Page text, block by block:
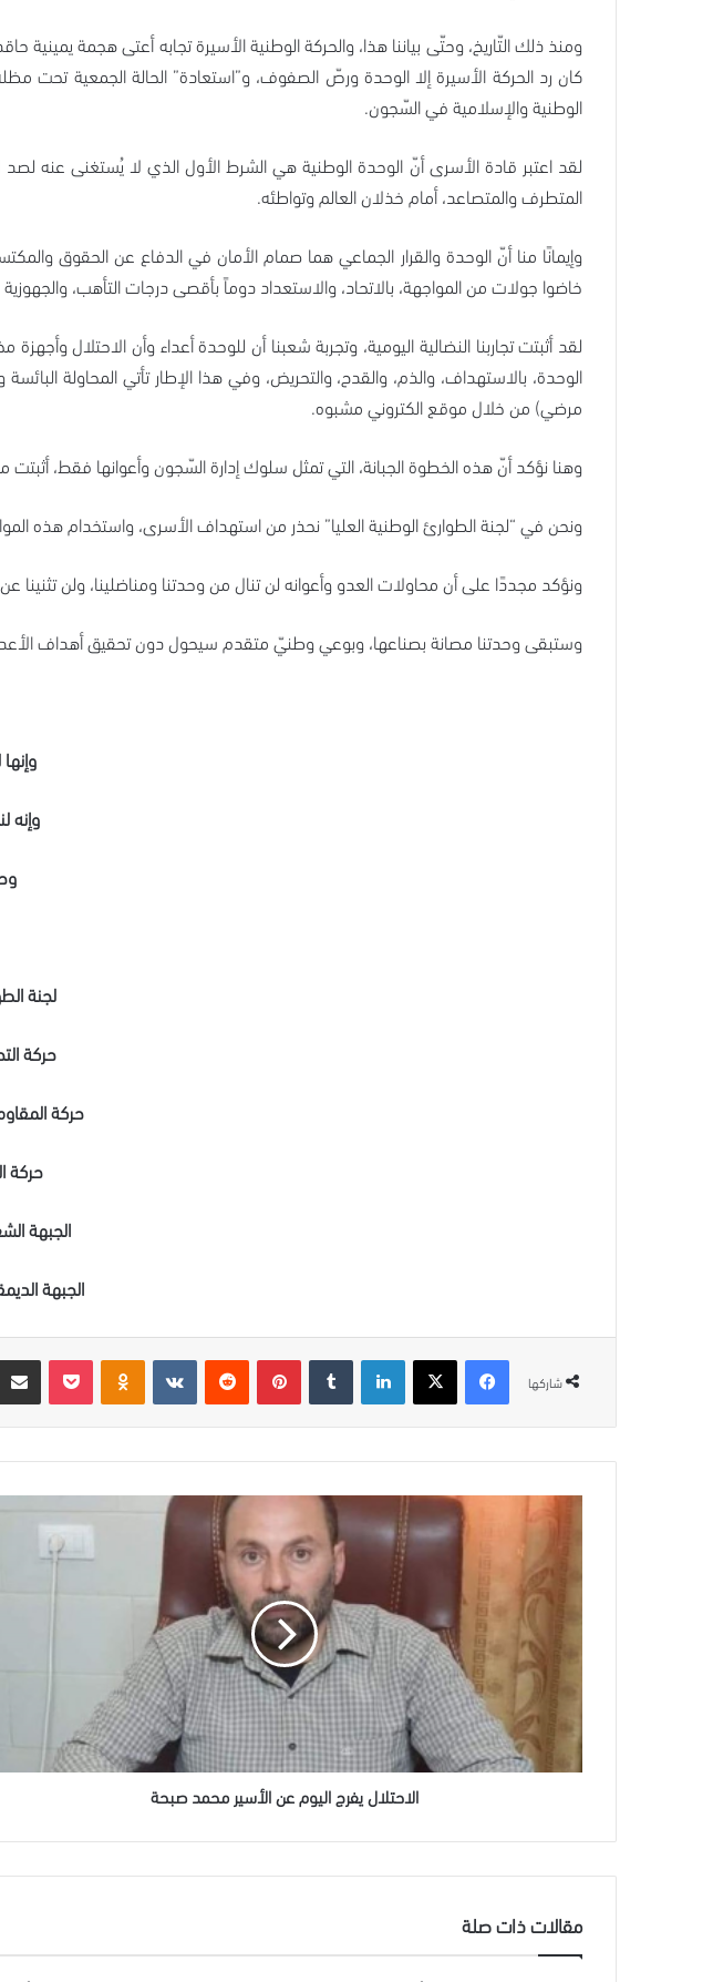
ومنذ ذلك التّاريخ، وحتّى بياننا هذا، والحركة الوطنية الأسيرة تجابه أعتى هجمة
كان رد الحركة الأسيرة إلا الوحدة ورصّ الصفوف، و”استعادة” الحالة الجمعية تحت
الوطنية والإسلامية في السّجون.
لقد اعتبر قادة الأسرى أنّ الوحدة الوطنية هي الشرط الأول الذي لا يُستغنى عنه
المتطرف والمتصاعد، أمام خذلان العالم وتواطئه.
وإيمانًا منا أنّ الوحدة والقرار الجماعي هما صمام الأمان في الدفاع عن الحقوق
خاضوا جولات من المواجهة، بالاتحاد، والاستعداد دوماً بأقصى درجات التأهب،
لقد أثبتت تجاربنا النضالية اليومية، وتجربة شعبنا أن للوحدة أعداء وأن الاحتلال
الوحدة، بالاستهداف، والذم، والقدح، والتحريض، وفي هذا الإطار تأتي المحاولة
مرضي) من خلال موقع الكتروني مشبوه.
وهنا نؤكد أنّ هذه الخطوة الجبانة، التي تمثل سلوك إدارة السّجون وأعوانها فقط،
ونحن في “لجنة الطوارئ الوطنية العليا” نحذر من استهداف الأسرى، واستخدام هذه
ونؤكد مجددًا على أن محاولات العدو وأعوانه لن تنال من وحدتنا ومناضلينا، ولن تثنينا
وستبقى وحدتنا مصانة بصناعها، وبوعي وطنيّ متقدم سيحول دون تحقيق أهداف
وإنه
لجنة
حركة
حركة
حركة
الجبهة
الجبهة
شاركها
فيسبوك ‫X لينكدإن بينتيريست Odnoklassniki
‫Pocket
الاحتلال
اليوم
الأسير
محمد
صبحة
الاحتلال يفرج اليوم عن الأسير محمد صبحة
مقالات ذات صلة